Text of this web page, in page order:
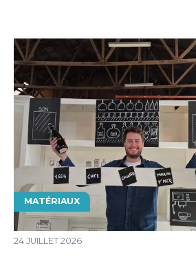
PUBLIÉ LE
24 JUILLET 2026
THÉMATIQUE
MATÉRIAUX